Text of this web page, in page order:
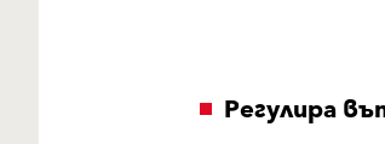
Регулира